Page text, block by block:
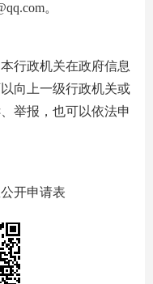
。
行政机关在政府信息
向上一级行政机关或
举报，也可以依法申
开申请表